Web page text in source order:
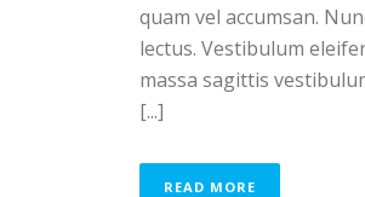
quam vel accumsan.
lectus. Vestibulum
massa sagittis
[...]
READ MORE